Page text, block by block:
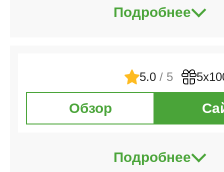
Подробнее
5.0 / 5
Обзор
Подробнее